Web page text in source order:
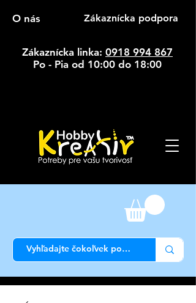
O nás Zákaznícka podpora
Zákaznícka linka: 0918 994 867
Po - Pia od 10:00 do 18:00